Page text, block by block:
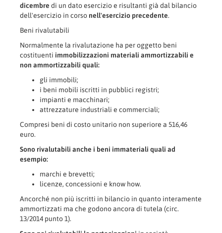
dicembre di un dato esercizio e risultanti già dal bilancio
dell'esercizio in corsonell'esercizio precedente.
Beni rivalutabili
Normalmente la rivalutazione ha per oggetto beni
costituenti immobilizzazioni materiali ammortizzabili e
non ammortizzabili quali:
gli immobili;
i beni mobili iscritti in pubblici registri;
impianti e macchinari;
attrezzature industriali e commerciali;
Compresi beni di costo unitario non superiore a 516,46
euro.
Sono rivalutabili anche i beni immateriali quali ad
esempio:
marchi e brevetti;
licenze, concessioni e know how.
Ancorché non più iscritti in bilancio in quanto interamente
ammortizzati ma che godono ancora di tutela (circ.
13/2014 punto 1).